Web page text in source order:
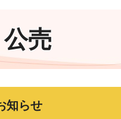
売
知らせ